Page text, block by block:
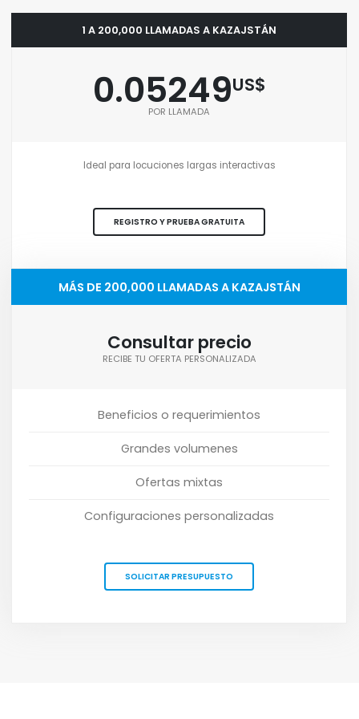
1 A 200,000 LLAMADAS A KAZAJSTÁN
0.05249US$
POR LLAMADA
Ideal para locuciones largas interactivas
REGISTRO Y PRUEBA GRATUITA
MÁS DE 200,000 LLAMADAS A KAZAJSTÁN
Consultar precio
RECIBE TU OFERTA PERSONALIZADA
Beneficios o requerimientos
Grandes volumenes
Ofertas mixtas
Configuraciones personalizadas
SOLICITAR PRESUPUESTO